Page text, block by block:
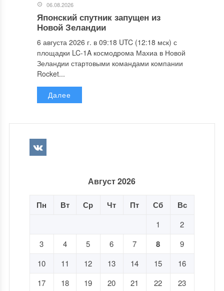
06.08.2026
Японский спутник запущен из
Новой Зеландии
6 августа 2026 г. в 09:18 UTC (12:18 мск) с
площадки LC-1A космодрома Махиа в Новой
Зеландии стартовыми командами компании
Rocket...
Далее
Август 2026
Пн Вт Ср Чт Пт Сб Вс
1
2
3
4 5 6 7 8
9
10
11 12 13 14 15
16
17
18 19 20 21 22
23